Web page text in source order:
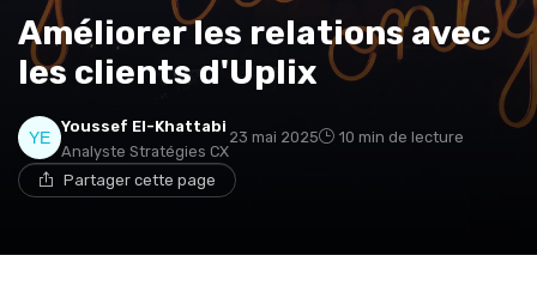
Améliorer les relations avec
les clients d'Uplix
Youssef El-Khattabi
Analyste Stratégies CX
23 mai 2025 10 min de lecture
Partager cette page